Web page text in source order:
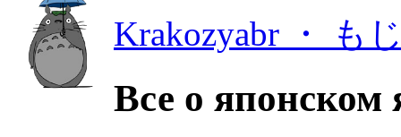
Krakozyabr ・ も
Все о японском